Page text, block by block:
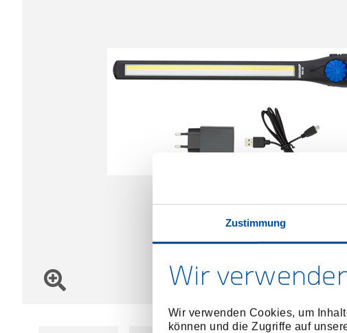
Zustimmung
Wir
Wir verwenden Cookies, um
können und die Zugriffe auf